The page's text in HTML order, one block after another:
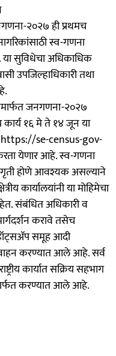
२०२७ ही प्रथमच
स्व-गणना
सुविधेचा अधिकाधिक
उपजिल्हाधिकारी तथा
जनगणना-२०२७
कार्य १६ मे ते १४ जून या
https://se-census-gov-
येणार आहे. स्व-गणना
होणे आवश्यक असल्याने
कार्यालयांनी या मोहिमेचा
संबंधित अधिकारी व
करावे तसेच
समूह आदी
करण्यात आले आहे. सर्व
कार्यात सक्रिय सहभाग
करण्यात आले आहे.